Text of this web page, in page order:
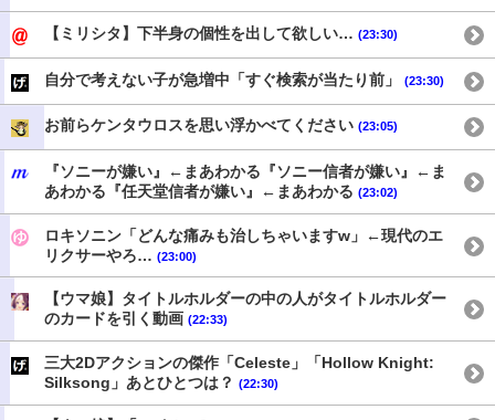
【ミリシタ】下半身の個性を出して欲しい… (23:30)
自分で考えない子が急増中「すぐ検索が当たり前」 (23:30)
お前らケンタウロスを思い浮かべてください (23:05)
『ソニーが嫌い』←まあわかる『ソニー信者が嫌い』←ま
あわかる『任天堂信者が嫌い』←まあわかる (23:02)
ロキソニン「どんな痛みも治しちゃいますw」←現代のエ
リクサーやろ… (23:00)
【ウマ娘】タイトルホルダーの中の人がタイトルホルダー
のカードを引く動画 (22:33)
三大2Dアクションの傑作「Celeste」「Hollow Knight:
Silksong」あとひとつは？ (22:30)